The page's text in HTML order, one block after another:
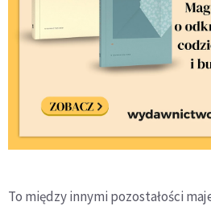
To między innymi pozostałości